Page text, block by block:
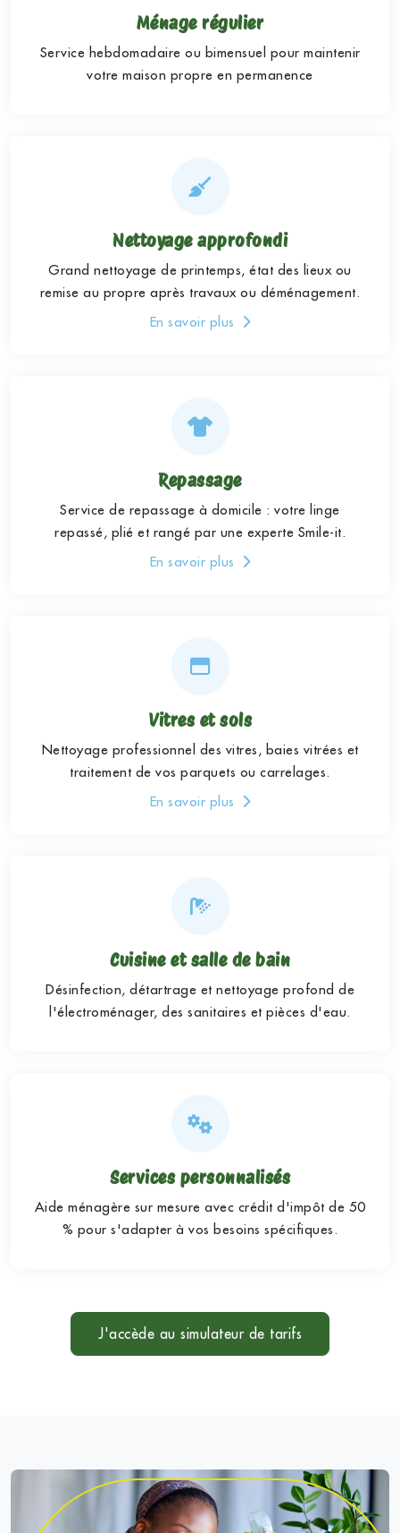
Ménage régulier
Service hebdomadaire ou bimensuel pour maintenir
votre maison propre en permanence
Nettoyage approfondi
Grand nettoyage de printemps, état des lieux ou
remise au propre après travaux ou déménagement.
En savoir plus
Repassage
Service de repassage à domicile : votre linge
repassé, plié et rangé par une experte Smile-it.
En savoir plus
Vitres et sols
Nettoyage professionnel des vitres, baies vitrées et
traitement de vos parquets ou carrelages.
En savoir plus
Cuisine et salle de bain
Désinfection, détartrage et nettoyage profond de
l'électroménager, des sanitaires et pièces d'eau.
Services personnalisés
Aide ménagère sur mesure avec crédit d'impôt de 50
% pour s'adapter à vos besoins spécifiques.
J'accède au simulateur de tarifs